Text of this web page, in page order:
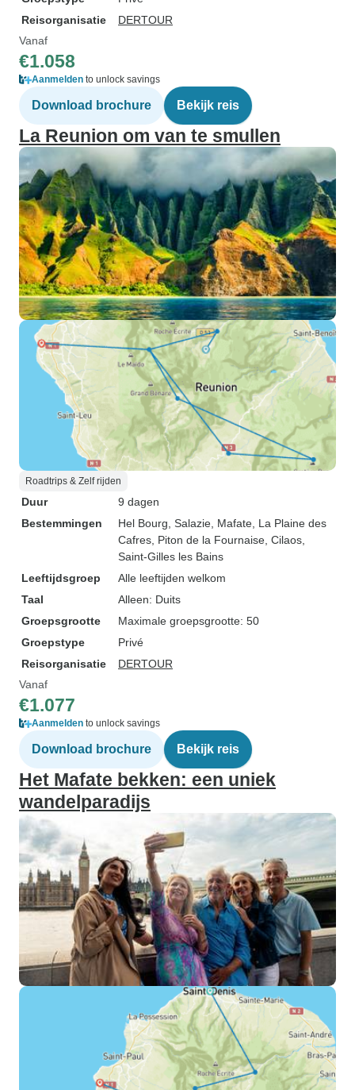
Reisorganisatie
DERTOUR
Vanaf
€1.058
Aanmelden to unlock savings
Download brochure Bekijk reis
La Reunion om van te smullen
Roadtrips & Zelf rijden
Duur
9 dagen
Bestemmingen
Hel Bourg , Salazie , Mafate , La Plaine des
Cafres , Piton de la Fournaise , Cilaos
Saint-Gilles les Bains
Leeftijdsgroep
Alle leeftijden welkom
Taal
Alleen: Duits
Groepsgrootte
Maximale groepsgrootte: 50
Groepstype
Privé
Reisorganisatie
DERTOUR
Vanaf
€1.077
Aanmelden to unlock savings
Download brochure Bekijk reis
Het Mafate bekken: een uniek
wandelparadijs